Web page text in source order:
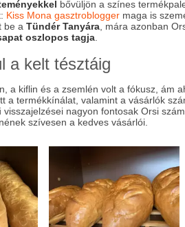
bővüljön a színes
Kiss Mona gasztroblogger maga is
be a Tündér Tanyára , mára azonban
oszlopos tagja
a kelt tésztáig
a kiflin és a zsemlén volt a fókusz, ám
a termékkínálat, valamint a vásárlók
nagyon fontosak Orsi
szívesen a kedves vásárlói.